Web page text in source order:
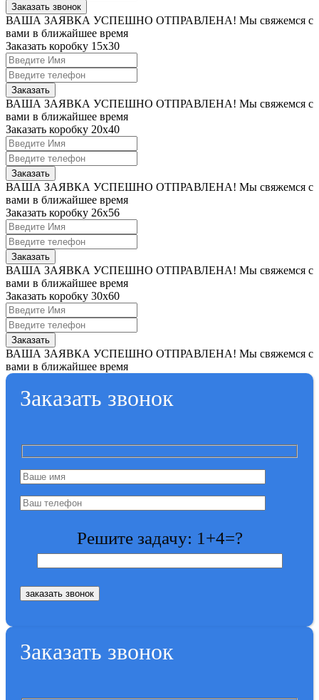
Заказать звонок
ВАША ЗАЯВКА УСПЕШНО ОТПРАВЛЕНА! Мы свяжемся с
вами в ближайшее время
Заказать коробку 15х30
Заказать
ВАША ЗАЯВКА УСПЕШНО ОТПРАВЛЕНА! Мы свяжемся с
вами в ближайшее время
Заказать коробку 20x40
Заказать
ВАША ЗАЯВКА УСПЕШНО ОТПРАВЛЕНА! Мы свяжемся с
вами в ближайшее время
Заказать коробку 26x56
Заказать
ВАША ЗАЯВКА УСПЕШНО ОТПРАВЛЕНА! Мы свяжемся с
вами в ближайшее время
Заказать коробку 30x60
Заказать
ВАША ЗАЯВКА УСПЕШНО ОТПРАВЛЕНА! Мы свяжемся с
вами в ближайшее время
Заказать звонок
Решите задачу: 1+4=?
Заказать звонок